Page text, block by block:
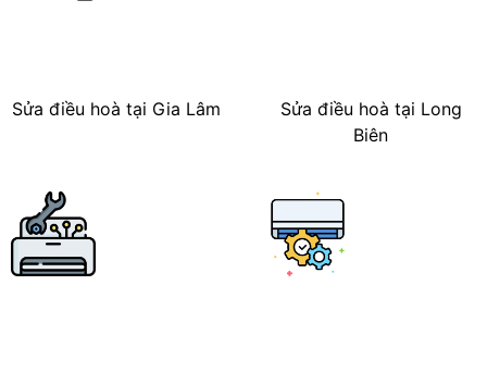
Sửa điều hoà tại Gia Lâm
Sửa điều hoà tại Long
Biên